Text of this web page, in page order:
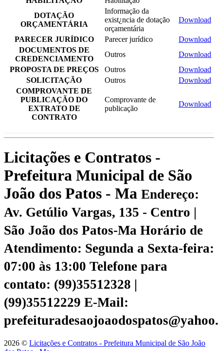
DOTAÇÃO
ORÇAMENTÁRIA
Informação da
exist¿ncia de dotação
orçamentária
Download
PARECER JURÍDICO Parecer jurídico
Download
DOCUMENTOS DE
CREDENCIAMENTO
Outros
Download
PROPOSTA DE PREÇOS
Outros
Download
SOLICITAÇÃO
Outros
Download
COMPROVANTE DE
PUBLICAÇÃO DO
EXTRATO DE
CONTRATO
Comprovante de
publicação
Download
Licitações e Contratos -
Prefeitura Municipal de São
João dos Patos - Ma Endereço:
Av. Getúlio Vargas, 135 - Centro |
São João dos Patos-Ma Horário de
Atendimento: Segunda a Sexta-feira:
07:00 às 13:00 Telefone para
contato: (99)35512328 |
(99)35512229 E-Mail:
2026 © Licitações e Contratos - Prefeitura Municipal de São João